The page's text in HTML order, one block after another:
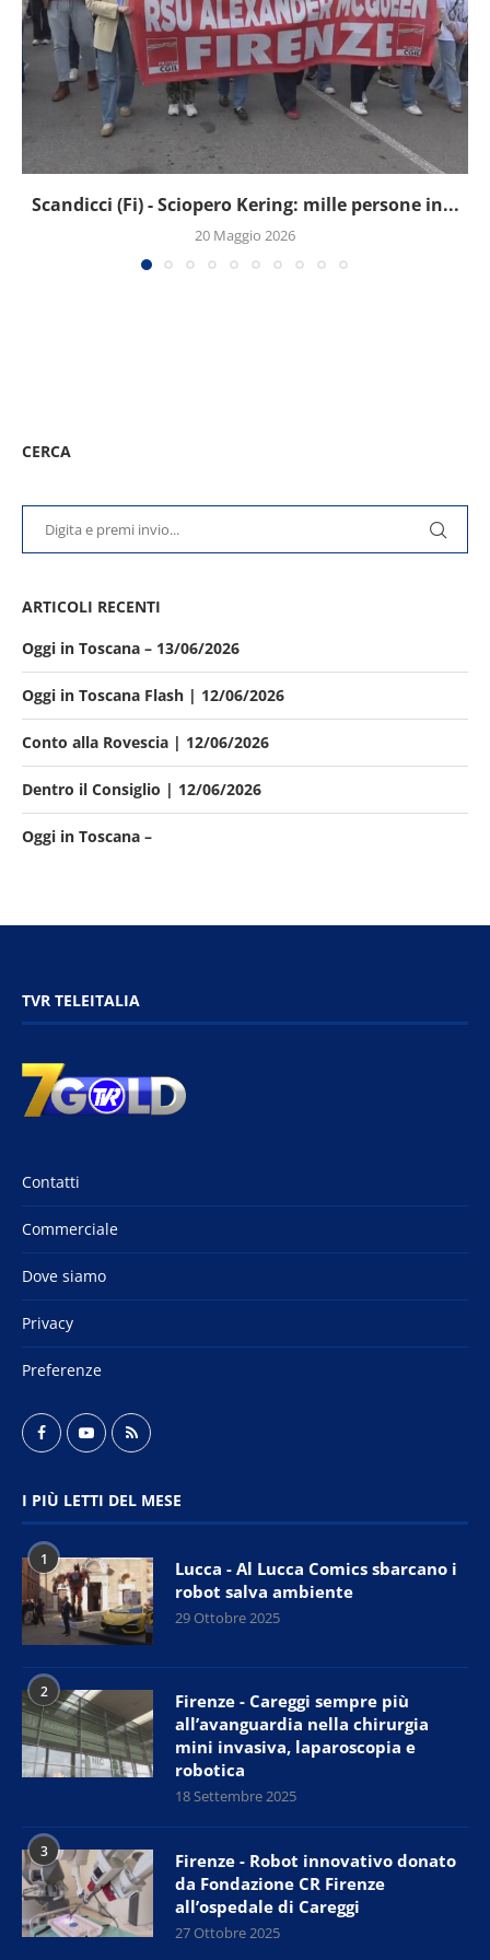
Scandicci (Fi) - Sciopero Kering: mille persone in...
20 Maggio 2026
CERCA
ARTICOLI RECENTI
Oggi in Toscana – 13/06/2026
Oggi in Toscana Flash | 12/06/2026
Conto alla Rovescia | 12/06/2026
Dentro il Consiglio | 12/06/2026
Oggi in Toscana –
TVR TELEITALIA
Contatti
Commerciale
Dove siamo
Privacy
Preferenze
I PIÙ LETTI DEL MESE
1
Lucca - Al Lucca Comics sbarcano i
robot salva ambiente
29 Ottobre 2025
2
Firenze - Careggi sempre più
all’avanguardia nella chirurgia
mini invasiva, laparoscopia e
robotica
18 Settembre 2025
3
Firenze - Robot innovativo donato
da Fondazione CR Firenze
all’ospedale di Careggi
27 Ottobre 2025